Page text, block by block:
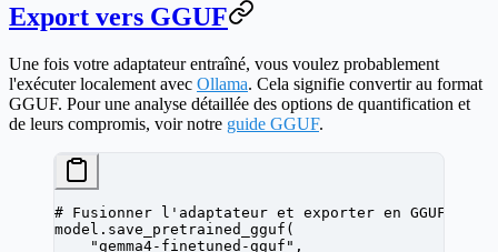
Export vers GGUF
Une fois votre adaptateur entraîné, vous voulez probablement
l'exécuter localement avec Ollama. Cela signifie convertir au format
GGUF. Pour une analyse détaillée des options de quantification et
de leurs compromis, voir notre guide GGUF.
# Fusionner l'adaptateur et exporter en GGUF
model.save_pretrained_gguf(
    "gemma4-finetuned-gguf"
,